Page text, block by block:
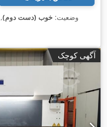
وضعیت: خوب (دست دوم)
آگهی کوچک